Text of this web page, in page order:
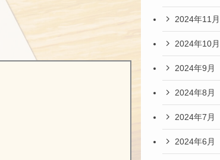
2024年11月
2024年10月
2024年9月
2024年8月
2024年7月
2024年6月